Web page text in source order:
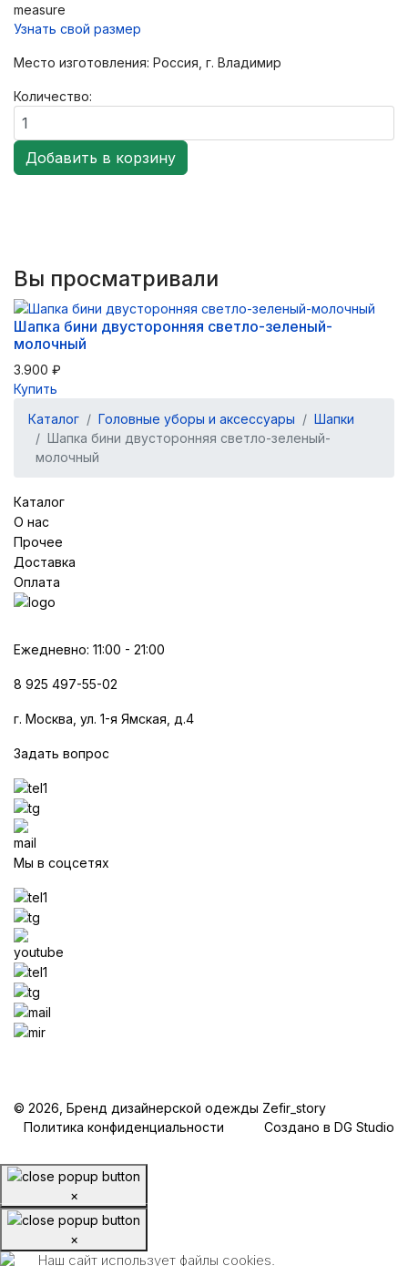
Узнать свой размер
Место изготовления: Россия, г. Владимир
Количество:
Вы просматривали
Шапка бини двусторонняя светло-зеленый-
молочный
3.900 ₽
Купить
Каталог
Головные уборы и аксессуары
Шапки
Шапка бини двусторонняя светло-зеленый-
молочный
Каталог
О нас
Прочее
Доставка
Оплата
Ежедневно: 11:00 - 21:00
8 925 497-55-02
г. Москва, ул. 1-я Ямская, д.4
Задать вопрос
Мы в соцсетях
© 2026, Бренд дизайнерской одежды Zefir_story
Политика конфиденциальности
Создано в DG Studio
×
×
Наш сайт использует файлы cookies.